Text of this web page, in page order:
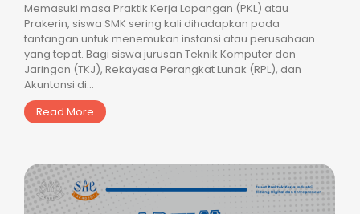
Memasuki masa Praktik Kerja Lapangan (PKL) atau
Prakerin, siswa SMK sering kali dihadapkan pada
tantangan untuk menemukan instansi atau perusahaan
yang tepat. Bagi siswa jurusan Teknik Komputer dan
Jaringan (TKJ), Rekayasa Perangkat Lunak (RPL), dan
Akuntansi di...
Read More